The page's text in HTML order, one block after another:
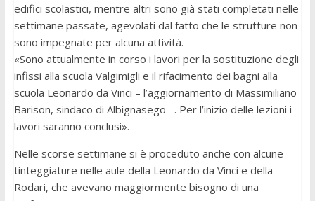
edifici scolastici, mentre altri sono già stati completati nelle
settimane passate, agevolati dal fatto che le strutture non
sono impegnate per alcuna attività.
«Sono attualmente in corso i lavori per la sostituzione degli
infissi alla scuola Valgimigli e il rifacimento dei bagni alla
scuola Leonardo da Vinci – l’aggiornamento di Massimiliano
Barison, sindaco di Albignasego –. Per l’inizio delle lezioni i
lavori saranno conclusi».
Nelle scorse settimane si è proceduto anche con alcune
tinteggiature nelle aule della Leonardo da Vinci e della
Rodari, che avevano maggiormente bisogno di una